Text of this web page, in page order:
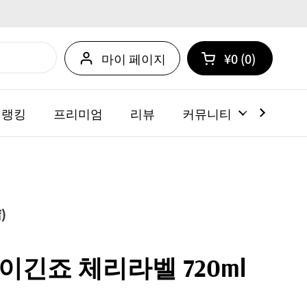
마이 페이지 카트 열기
쇼핑 카트 총계:
¥0 0
카트 내에 제품
킹 프리미엄 리뷰 커뮤니티
긴죠 체리라벨 720ml